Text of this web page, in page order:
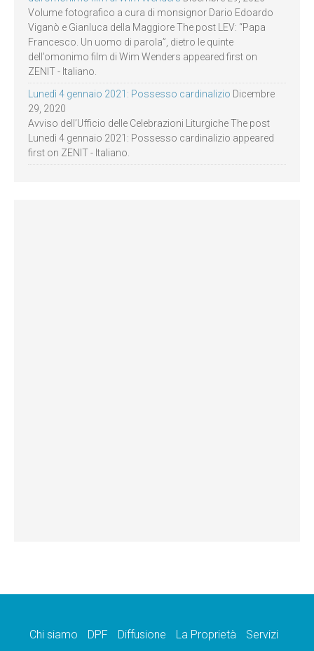
Volume fotografico a cura di monsignor Dario Edoardo
Viganò e Gianluca della Maggiore The post LEV: “Papa
Francesco. Un uomo di parola”, dietro le quinte
dell’omonimo film di Wim Wenders appeared first on
ZENIT - Italiano.
Lunedì 4 gennaio 2021: Possesso cardinalizio Dicembre
29, 2020
Avviso dell’Ufficio delle Celebrazioni Liturgiche The post
Lunedì 4 gennaio 2021: Possesso cardinalizio appeared
first on ZENIT - Italiano.
Chi siamo DPF Diffusione La Proprietà Servizi